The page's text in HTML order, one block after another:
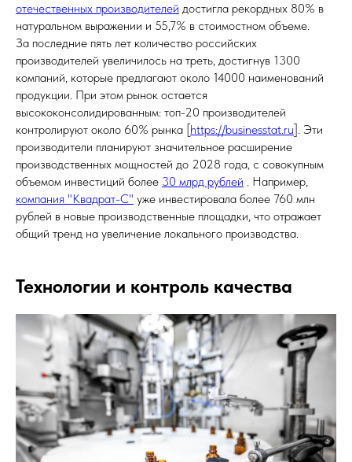
отечественных производителей достигла рекордных 80% в
натуральном выражении и 55,7% в стоимостном объеме.
За последние пять лет количество российских
производителей увеличилось на треть, достигнув 1300
компаний, которые предлагают около 14000 наименований
продукции. При этом рынок остается
высококонсолидированным: топ-20 производителей
контролируют около 60% рынка [https://businesstat.ru]. Эти
производители планируют значительное расширение
производственных мощностей до 2028 года, с совокупным
объемом инвестиций более 30 млрд рублей . Например,
компания "Квадрат-С" уже инвестировала более 760 млн
рублей в новые производственные площадки, что отражает
общий тренд на увеличение локального производства.
Технологии и контроль качества